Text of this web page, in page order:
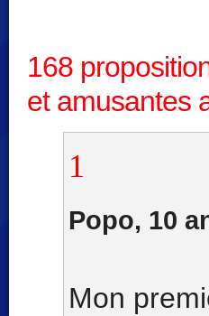
168
et amusantes
1
Popo, 10
Mon